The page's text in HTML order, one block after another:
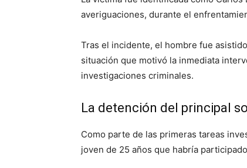
averiguaciones, durante el
Tras el incidente, el hombre fue
situación que motivó la inmediata
investigaciones criminales.
La detención del principal
Como parte de las primeras tareas
joven de 25 años que habría